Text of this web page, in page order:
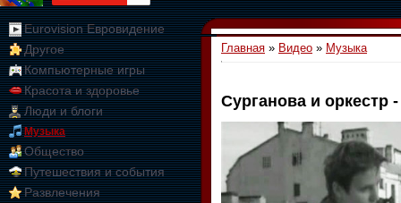
Eurovision Евровидение
Другое
Компьютерные игры
Красота и здоровье
Люди и блоги
Музыка
Общество
Путешествия и события
Развлечения
Главная » Видео » Музыка
Сурганова и оркестр